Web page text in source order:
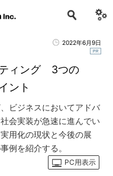
2022年6月9日
ィング 3つの
ント
ビジネスにおいてアドバ
会実装が急速に進んでい
用化の現状と今後の展
例を紹介する。
PC用表示